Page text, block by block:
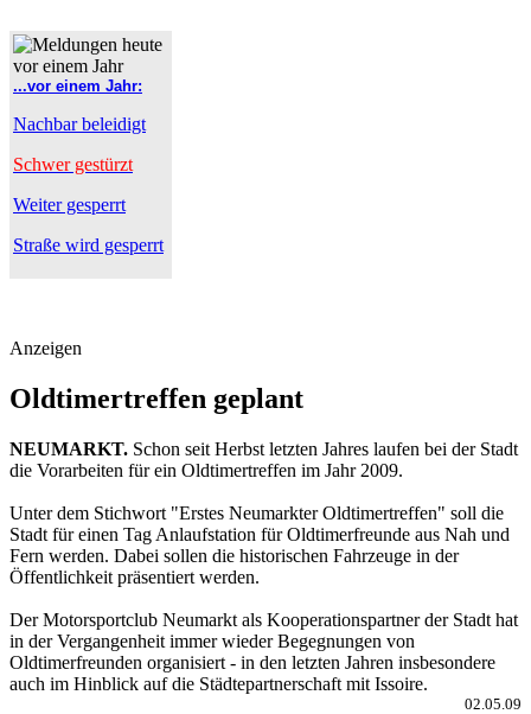
...vor einem Jahr:
Nachbar beleidigt
Schwer gestürzt
Weiter gesperrt
Straße wird gesperrt
Anzeigen
Oldtimertreffen geplant
NEUMARKT. Schon seit Herbst letzten Jahres laufen bei der Stadt
die Vorarbeiten für ein Oldtimertreffen im Jahr 2009.
Unter dem Stichwort "Erstes Neumarkter Oldtimertreffen" soll die
Stadt für einen Tag Anlaufstation für Oldtimerfreunde aus Nah und
Fern werden. Dabei sollen die historischen Fahrzeuge in der
Öffentlichkeit präsentiert werden.
Der Motorsportclub Neumarkt als Kooperationspartner der Stadt hat
in der Vergangenheit immer wieder Begegnungen von
Oldtimerfreunden organisiert - in den letzten Jahren insbesondere
auch im Hinblick auf die Städtepartnerschaft mit Issoire.
02.05.09